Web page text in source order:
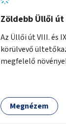
Zöldebb Üllői út
Az Üllői út VIII. és
körülvevő
megfelelő
Megnézem